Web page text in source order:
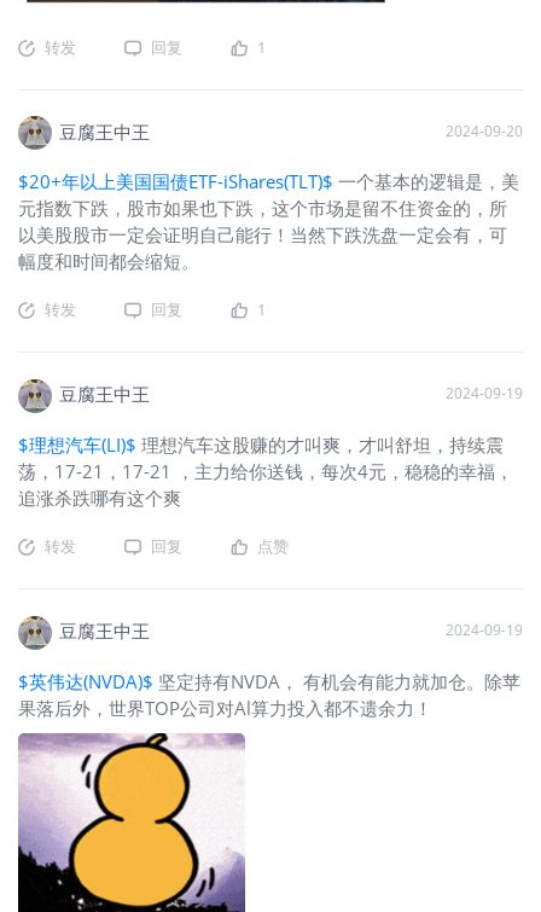
转发 回复 1
豆腐王中王 2024-09-20
$20+年以上美国国债ETF-iShares(TLT)$ 一个基本的逻辑是，美
元指数下跌，股市如果也下跌，这个市场是留不住资金的，所
以美股股市一定会证明自己能行！当然下跌洗盘一定会有，可
幅度和时间都会缩短。
转发 回复 1
豆腐王中王 2024-09-19
$理想汽车(LI)$ 理想汽车这股赚的才叫爽，才叫舒坦，持续震
荡，17-21，17-21 ，主力给你送钱，每次4元，稳稳的幸福，
追涨杀跌哪有这个爽
转发 回复 点赞
豆腐王中王 2024-09-19
$英伟达(NVDA)$ 坚定持有NVDA， 有机会有能力就加仓。除苹
果落后外，世界TOP公司对Al算力投入都不遗余力！